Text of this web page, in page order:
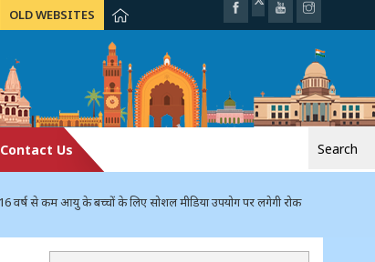
OLD WEBSITES
Contact Us
16 वर्ष से कम आयु के बच्चों के लिए सोशल मीडिया उपयोग पर लगेगी रोक